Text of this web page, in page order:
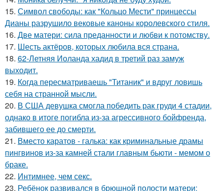
15. Символ свободы: как "Кольцо Мести" принцессы
Дианы разрушило вековые каноны королевского стиля.
16. Две матери: сила преданности и любви к потомству.
17. Шесть актёров, которых любила вся страна.
18. 62-Летняя Иоланда хадид в третий раз замуж
выходит.
19. Когда пересматриваешь "Титаник" и вдруг ловишь
себя на странной мысли.
20. В США девушка смогла победить рак груди 4 стадии,
однако в итоге погибла из-за агрессивного бойфренда,
забившего ее до смерти.
21. Вместо каратов - галька: как криминальные драмы
пингвинов из-за камней стали главным бьюти - мемом о
браке.
22. Интимнее, чем секс.
23. Ребёнок развивался в брюшной полости матери: